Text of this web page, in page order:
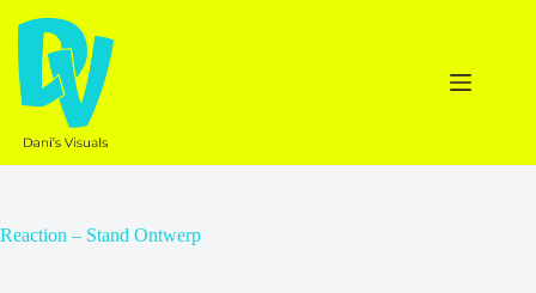
naar
inhoud
Reaction – Stand Ontwerp